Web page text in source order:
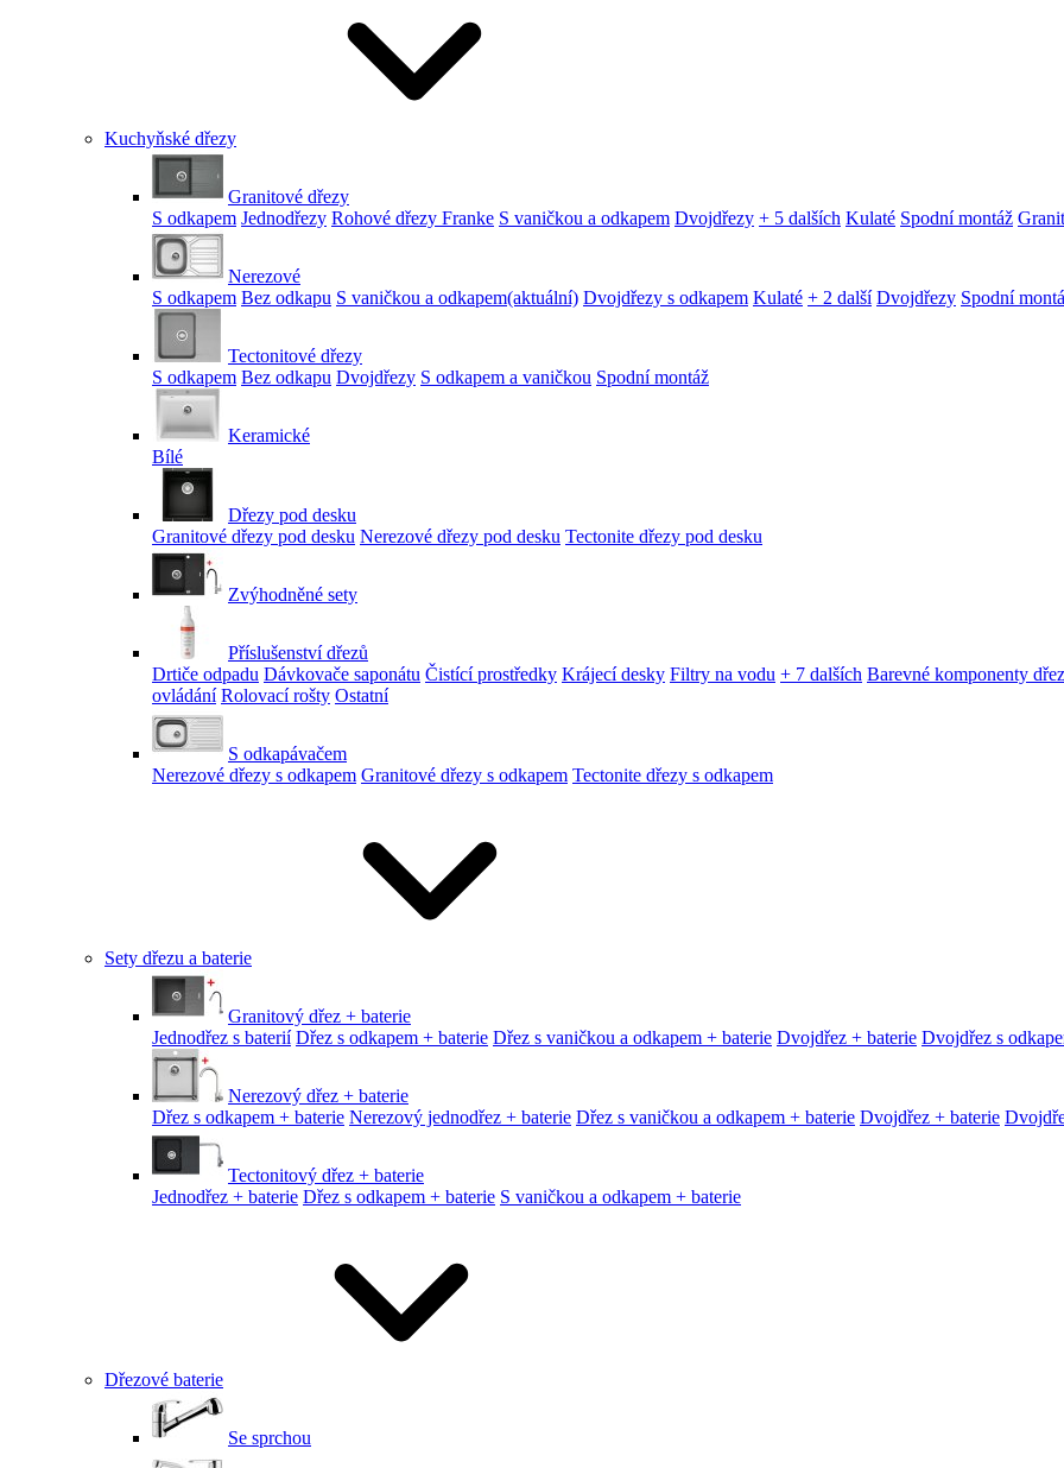
Kuchyňské dřezy
Granitové dřezy
S odkapem Jednodřezy Rohové dřezy Franke S vaničkou a odkapem Dvojdřezy + 5 dalších Kulaté Spodní montáž
Nerezové
S odkapem Bez odkapu S vaničkou a odkapem(aktuální) Dvojdřezy s odkapem Kulaté + 2 další Dvojdřezy Spodní
Tectonitové dřezy
S odkapem Bez odkapu Dvojdřezy S odkapem a vaničkou Spodní montáž
Keramické
Bílé
Dřezy pod desku
Granitové dřezy pod desku Nerezové dřezy pod desku Tectonite dřezy pod desku
Zvýhodněné sety
Příslušenství dřezů
Drtiče odpadu Dávkovače saponátu Čistící prostředky Krájecí desky Filtry na vodu + 7 dalších Barevné komponenty
ovládání Rolovací rošty Ostatní
S odkapávačem
Nerezové dřezy s odkapem Granitové dřezy s odkapem Tectonite dřezy s odkapem
Sety dřezu a baterie
Granitový dřez + baterie
Jednodřez s baterií Dřez s odkapem + baterie Dřez s vaničkou a odkapem + baterie Dvojdřez + baterie Dvojdřez s
Nerezový dřez + baterie
Dřez s odkapem + baterie Nerezový jednodřez + baterie Dřez s vaničkou a odkapem + baterie Dvojdřez + baterie
Tectonitový dřez + baterie
Jednodřez + baterie Dřez s odkapem + baterie S vaničkou a odkapem + baterie
Dřezové baterie
Se sprchou